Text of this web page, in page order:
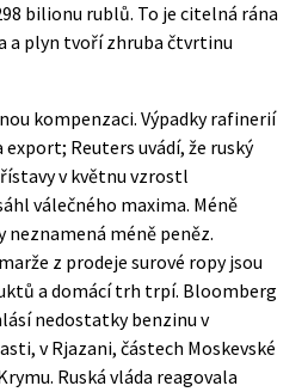
bilionu rublů. To je citelná rána
a plyn tvoří zhruba čtvrtinu
kompenzaci. Výpadky rafinerií
Reuters uvádí, že ruský
v květnu vzrostl
válečného maxima. Méně
méně peněz.
z prodeje surové ropy jsou
a domácí trh trpí. Bloomberg
nedostatky benzinu v
v Rjazani, částech Moskevské
Ruská vláda reagovala